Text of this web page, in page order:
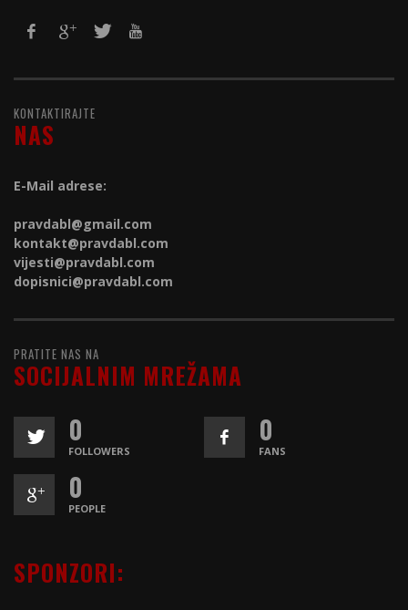
KONTAKTIRAJTE
NAS
E-Mail adrese:
pravdabl@gmail.com
kontakt@pravdabl.com
vijesti@pravdabl.com
dopisnici@pravdabl.com
PRATITE NAS NA
SOCIJALNIM MREŽAMA
0
FOLLOWERS
0
FANS
0
PEOPLE
SPONZORI: